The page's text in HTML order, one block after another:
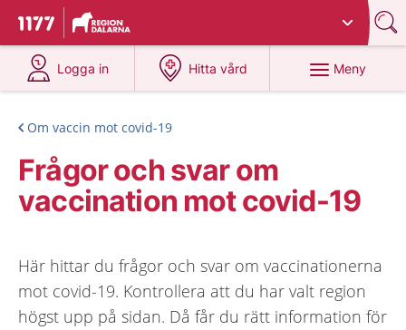
Till startsidan för 1177
Du har valt region
Logga in
på 1177.se
Hitta vård
på 1177.se
Meny
Om vaccin mot covid-19
Frågor och svar om
vaccination mot covid-19
Här hittar du frågor och svar om vaccinationerna
mot covid-19. Kontrollera att du har valt region
högst upp på sidan. Då får du rätt information för